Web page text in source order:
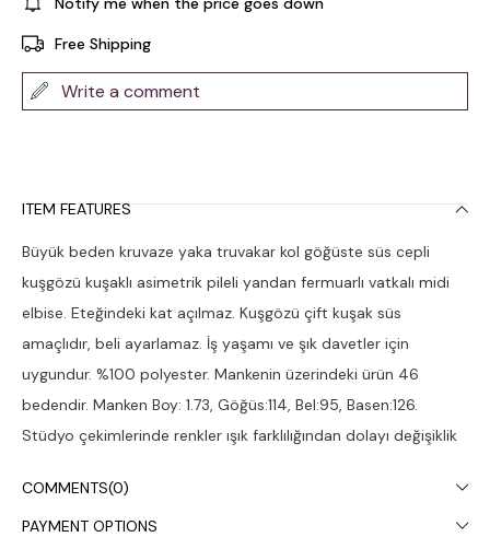
Free Shipping
Write a comment
ITEM FEATURES
Büyük beden kruvaze yaka truvakar kol göğüste süs cepli
kuşgözü kuşaklı asimetrik pileli yandan fermuarlı vatkalı midi
elbise. Eteğindeki kat açılmaz. Kuşgözü çift kuşak süs
amaçlıdır, beli ayarlamaz. İş yaşamı ve şık davetler için
uygundur. %100 polyester. Mankenin üzerindeki ürün 46
bedendir. Manken Boy: 1.73, Göğüs:114, Bel:95, Basen:126.
Stüdyo çekimlerinde renkler ışık farklılığından dolayı değişiklik
COMMENTS(0)
PAYMENT OPTIONS